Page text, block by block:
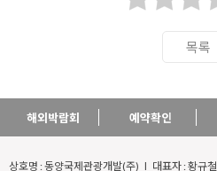
목록
해외박람회 예약확인
상호명 : 동양국제관광개발(주) l 대표자 : 황규철